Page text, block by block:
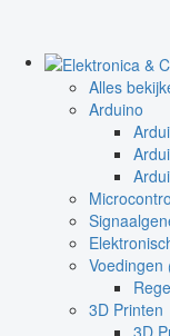
Alles
Arduino
Voedingen
3D Printen
3D